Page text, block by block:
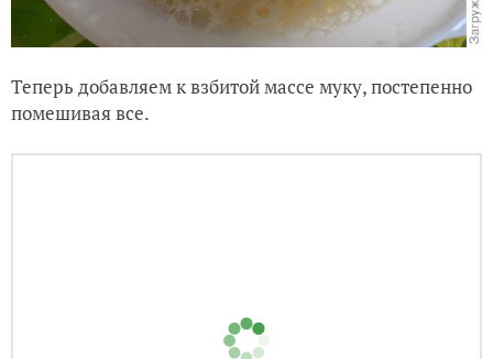
Теперь добавляем к взбитой массе муку, постепенно
помешивая все.